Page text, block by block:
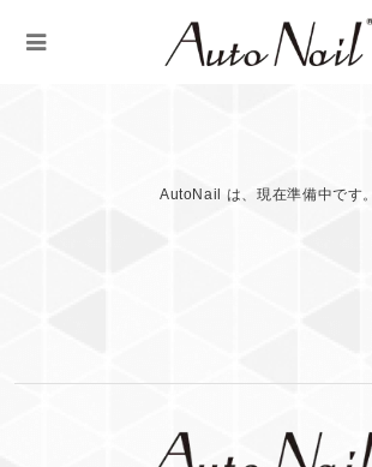
AutoNail は、現在準備中です。